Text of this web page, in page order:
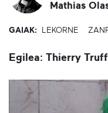
Mathias
GAIAK: LEKORNE
Egilea: Thierry